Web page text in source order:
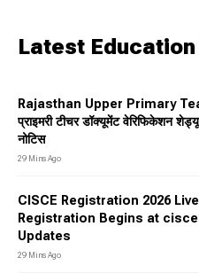
Latest
Rajasthan Upper Primary
प्राइमरी टीचर डॉक्यूमेंट वेरिफिकेशन
नोटिस
29 Mins Ago
CISCE Registration 2026
Registration Begins at
Updates
29 Mins Ago